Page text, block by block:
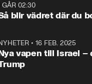
GÅR 02:30
blir vädret där du
• 16 FEB. 2025
vapen till Israel –